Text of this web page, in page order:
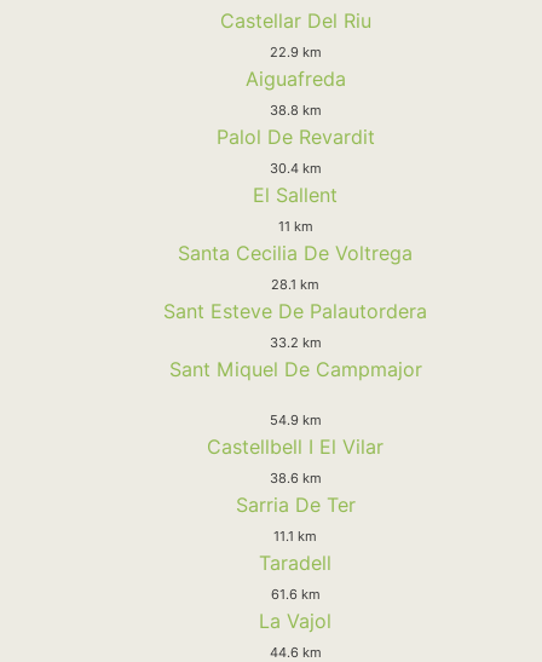
Castellar Del Riu
22.9 km
Aiguafreda
38.8 km
Palol De Revardit
30.4 km
El Sallent
11 km
Santa Cecilia De Voltrega
28.1 km
Sant Esteve De Palautordera
33.2 km
Sant Miquel De Campmajor
54.9 km
Castellbell I El Vilar
38.6 km
Sarria De Ter
11.1 km
Taradell
61.6 km
La Vajol
44.6 km